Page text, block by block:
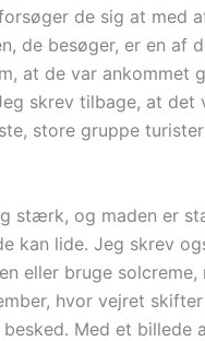
de sig at med
de besøger, er en af
at de var ankommet
skrev tilbage, at det
store gruppe
stærk, og maden er
kan lide. Jeg skrev
eller bruge
hvor vejret
Med et billede